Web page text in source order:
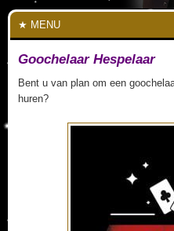
MENU
Goochelaar Hespelaar
Bent u van plan om een
huren?